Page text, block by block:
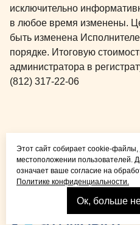
исключительно
в любое время изменены.
быть изменена
порядке. Итоговую
администратора в
(812) 317-22-06
детей и взрослых
Взрослая стоматология
Этот сайт собирает cookie-
местоположении пользователей.
означает ваше согласие на
Политике конфиденциальности.
Ок, больше